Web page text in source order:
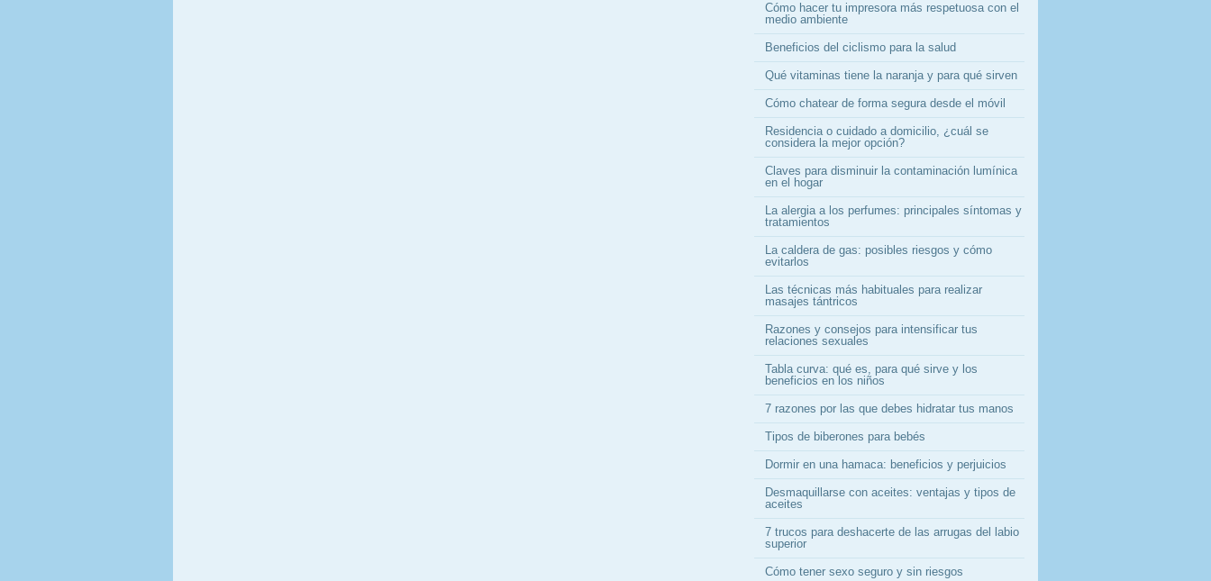
Cómo hacer tu impresora más respetuosa con el
medio ambiente
Beneficios del ciclismo para la salud
Qué vitaminas tiene la naranja y para qué sirven
Cómo chatear de forma segura desde el móvil
Residencia o cuidado a domicilio, ¿cuál se
considera la mejor opción?
Claves para disminuir la contaminación lumínica
en el hogar
La alergia a los perfumes: principales síntomas y
tratamientos
La caldera de gas: posibles riesgos y cómo
evitarlos
Las técnicas más habituales para realizar
masajes tántricos
Razones y consejos para intensificar tus
relaciones sexuales
Tabla curva: qué es, para qué sirve y los
beneficios en los niños
7 razones por las que debes hidratar tus manos
Tipos de biberones para bebés
Dormir en una hamaca: beneficios y perjuicios
Desmaquillarse con aceites: ventajas y tipos de
aceites
7 trucos para deshacerte de las arrugas del labio
superior
Cómo tener sexo seguro y sin riesgos